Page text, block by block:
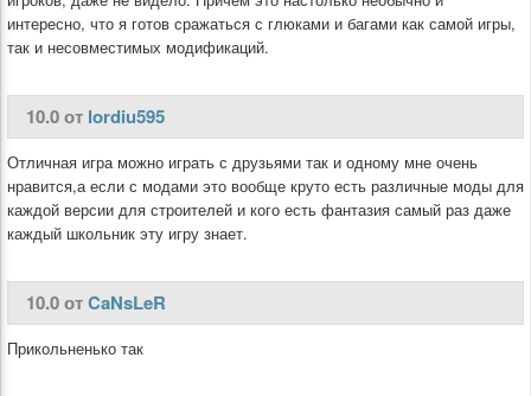
интересно, что я готов сражаться с глюками и багами как самой игры,
так и несовместимых модификаций.
10.0 от lordiu595
Отличная игра можно играть с друзьями так и одному мне очень
нравится,а если с модами это вообще круто есть различные моды для
каждой версии для строителей и кого есть фантазия самый раз даже
каждый школьник эту игру знает.
10.0 отCaNsLeR
Прикольненько так